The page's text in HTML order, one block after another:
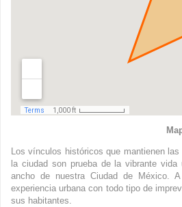
Los vínculos históricos que mantienen
la ciudad son prueba de la vibrante
ancho de nuestra Ciudad de México.
experiencia urbana con todo tipo de
sus habitantes.